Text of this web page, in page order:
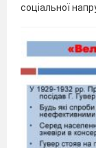
соціальної